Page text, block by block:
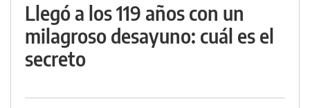
Llegó a los 119 años con un
milagroso desayuno: cuál es el
secreto